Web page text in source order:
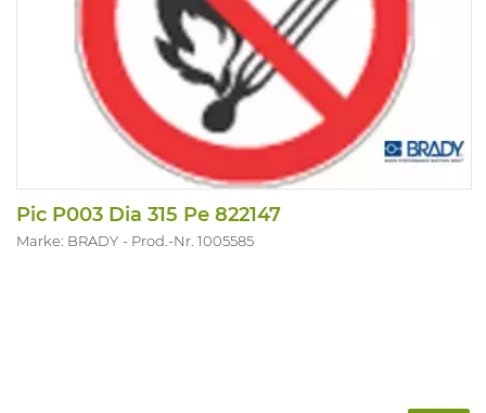
Pic P003 Dia 315 Pe 822147
Marke: BRADY Prod.-Nr. 1005585